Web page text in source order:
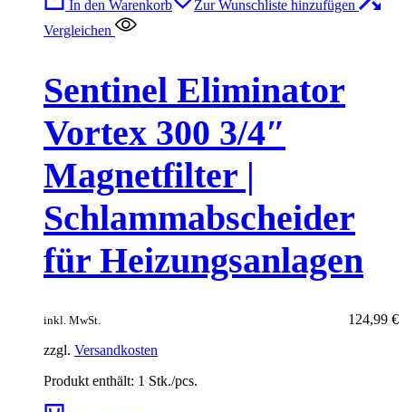
In den Warenkorb
Zur Wunschliste hinzufügen
Vergleichen
Sentinel Eliminator
Vortex 300 3/4″
Magnetfilter |
Schlammabscheider
für Heizungsanlagen
124,99 €
inkl. MwSt.
zzgl. Versandkosten
Produkt enthält: 1 Stk./pcs.